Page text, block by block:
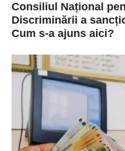
Consiliul Național
Discriminării a
Cum s-a ajuns aici?
Național pentru
(CNCD) din cauza